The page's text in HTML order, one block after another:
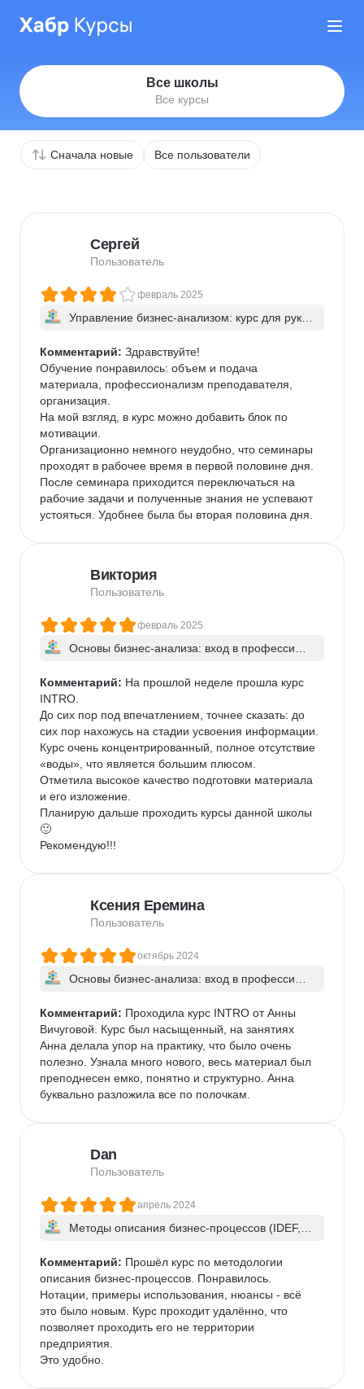
Все школы
Все курсы
Сначала новые Все пользователи
Сергей
Пользователь
февраль 2025
Управление бизнес-анализом: курс для руков
Комментарий: Здравствуйте!
Обучение понравилось: объем и подача
материала, профессионализм преподавателя,
организация.
На мой взгляд, в курс можно добавить блок по
мотивации.
Организационно немного неудобно, что семинары
проходят в рабочее время в первой половине дня.
После семинара приходится переключаться на
рабочие задачи и полученные знания не успевают
устояться. Удобнее была бы вторая половина дня.
Виктория
Пользователь
февраль 2025
Основы бизнес-анализа: вход в профессию д
Комментарий: На прошлой неделе прошла курс
INTRO.
До сих пор под впечатлением, точнее сказать: до
сих пор нахожусь на стадии усвоения информации.
Курс очень концентрированный, полное отсутствие
«воды», что является большим плюсом.
Отметила высокое качество подготовки материала
и его изложение.
Планирую дальше проходить курсы данной школы
🙂
Рекомендую!!!
Ксения Еремина
Пользователь
октябрь 2024
Основы бизнес-анализа: вход в профессию д
Комментарий: Проходила курс INTRO от Анны
Вичуговой. Курс был насыщенный, на занятиях
Анна делала упор на практику, что было очень
полезно. Узнала много нового, весь материал был
преподнесен емко, понятно и структурно. Анна
буквально разложила все по полочкам.
Dan
Пользователь
апрель 2024
Методы описания бизнес-процессов (IDEF, D
Комментарий: Прошёл курс по методологии
описания бизнес-процессов. Понравилось.
Нотации, примеры использования, нюансы - всё
это было новым. Курс проходит удалённо, что
позволяет проходить его не территории
предприятия.
Это удобно.